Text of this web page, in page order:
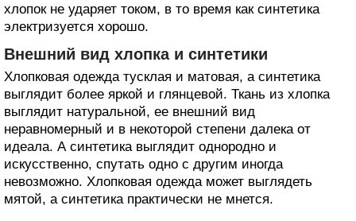
хлопок не ударяет током, в то время как синтетика
электризуется хорошо.
Внешний вид хлопка и синтетики
Хлопковая одежда тусклая и матовая, а синтетика
выглядит более яркой и глянцевой. Ткань из хлопка
выглядит натуральной, ее внешний вид
неравномерный и в некоторой степени далека от
идеала. А синтетика выглядит однородно и
искусственно, спутать одно с другим иногда
невозможно. Хлопковая одежда может выглядеть
мятой, а синтетика практически не мнется.